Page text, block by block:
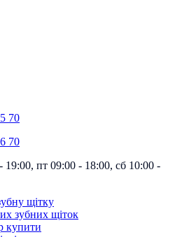
70
70
пт 09:00 - 18:00, сб 10:00 -
щітку
зубних щіток
купити